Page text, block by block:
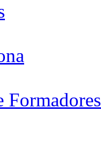
Formadores